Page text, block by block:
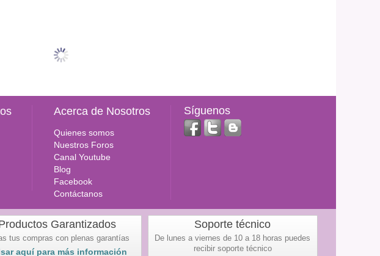
Acerca de Nosotros
Quienes somos
Nuestros Foros
Canal Youtube
Blog
Facebook
Contáctanos
Síguenos
Garantizados
tus compras con plenas garantías
aquí para más información
Soporte técnico
De lunes a viernes de 10 a 18 horas puedes
recibir soporte técnico